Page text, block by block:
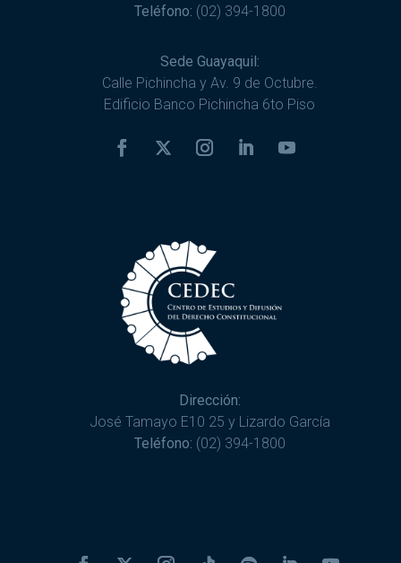
Teléfono: (02) 394-1800
Sede Guayaquil:
Calle Pichincha y Av. 9 de Octubre.
Edificio Banco Pichincha 6to Piso
Dirección:
José Tamayo E10 25 y Lizardo García
Teléfono: (02) 394-1800